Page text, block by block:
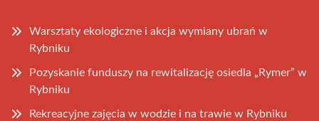
Warsztaty ekologiczne i akcja wymiany ubrań w
Rybniku
Pozyskanie funduszy na rewitalizację osiedla „Rymer” w
Rybniku
Rekreacyjne zajęcia w wodzie i na trawie w Rybniku